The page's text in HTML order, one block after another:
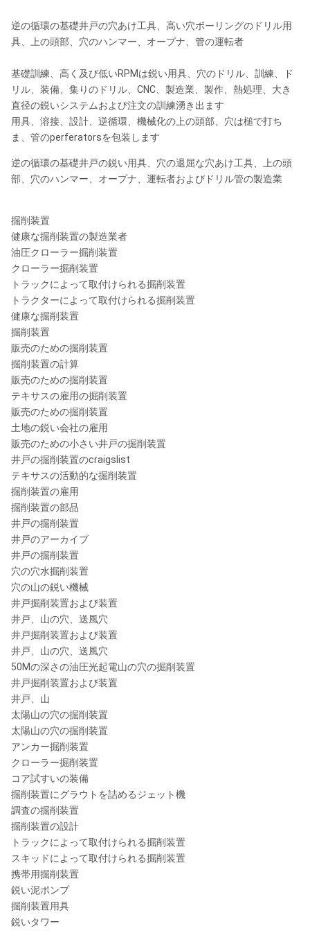
負荷パワー・パック 最高。47馬力。
泡ポンプ
生産能力 400リットル/分
泡タンク 50リットル
最高。働き圧力 40棒
油圧装置
油圧タンク容量 180リットル
安定のジャック
1台の前部ジャッキおよび2台の後部ジャッキ。
穴
打撃 520のmm
空冷方式
穴のドリルのためのベンチュリ管タイプのルブリケーター。
最高。圧力
オイル タンク容量
次元
全長
総幅
全高
逆の循環の基礎井戸の穴あけ工具、高い穴ボーリングのドリル用
具、上の頭部、穴のハンマー、オープナ、管の運転者
基礎訓練、高く及び低いRPMは鋭い用具、穴のドリル、訓練、ド
リル、装備、集りのドリル、CNC、製造業、製作、熱処理、大き
直径の鋭いシステムおよび注文の訓練湧き出ます
用具、溶接、設計、逆循環、機械化の上の頭部、穴は槌で打ち
ま、管のperferatorsを包装します
逆の循環の基礎井戸の鋭い用具、穴の退屈な穴あけ工具、上の頭
部、穴のハンマー、オープナ、運転者およびドリル管の製造業
掘削装置
健康な掘削装置の製造業者
油圧クローラー掘削装置
クローラー掘削装置
トラックによって取付けられる掘削装置
トラクターによって取付けられる掘削装置
健康な掘削装置
掘削装置
販売のための掘削装置
掘削装置の計算
販売のための掘削装置
テキサスの雇用の掘削装置
販売のための掘削装置
土地の鋭い会社の雇用
販売のための小さい井戸の掘削装置
井戸の掘削装置のcraigslist
テキサスの活動的な掘削装置
掘削装置の雇用
掘削装置の部品
井戸の掘削装置
井戸のアーカイブ
井戸の掘削装置
穴の穴水掘削装置
穴の山の鋭い機械
井戸掘削装置および装置
井戸、山の穴、送風穴
井戸掘削装置および装置
井戸、山の穴、送風穴
50Mの深さの油圧光起電山の穴の掘削装置
井戸掘削装置および装置
井戸、山
太陽山の穴の掘削装置
太陽山の穴の掘削装置
アンカー掘削装置
クローラー掘削装置
コア試すいの装備
掘削装置にグラウトを詰めるジェット機
調査の掘削装置
掘削装置の設計
トラックによって取付けられる掘削装置
スキッドによって取付けられる掘削装置
携帯用掘削装置
鋭い泥ポンプ
掘削装置用具
鋭いタワー